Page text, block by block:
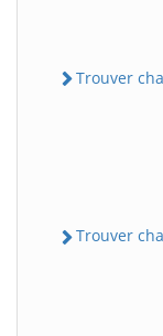
Trouver
Trouver